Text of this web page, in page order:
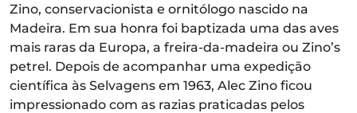
Zino, conservacionista e ornitólogo nascido na
Madeira. Em sua honra foi baptizada uma das aves
mais raras da Europa, a freira-da-madeira ou Zino’s
petrel. Depois de acompanhar uma expedição
científica às Selvagens em 1963, Alec Zino ficou
impressionado com as razias praticadas pelos